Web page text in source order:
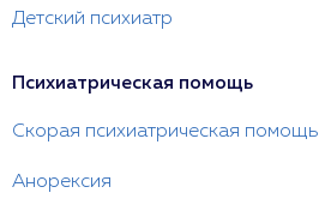
Детский психиатр
Психиатрическая помощь
Скорая психиатрическая помощь
Анорексия